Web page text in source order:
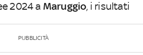
2024 a Maruggio, i risultati
PUBBLICITÀ